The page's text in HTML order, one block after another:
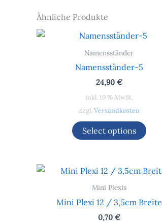
Ähnliche Produkte
Namensständer
Namensständer-5
24,90 €
inkl. 19 % MwSt.
zzgl. Versandkosten
Select options
Mini Plexis
Mini Plexi 12 / 3,5cm Breite
0,70 €